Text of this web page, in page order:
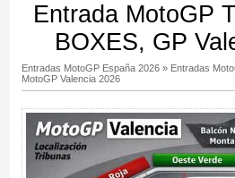
Entrada MotoGP
BOXES, GP
Entradas MotoGP España 2026» Entradas
MotoGP Valencia 2026